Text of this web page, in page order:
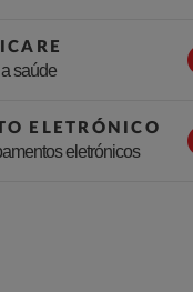
saúde
ELETRÓNICO
eletrónicos